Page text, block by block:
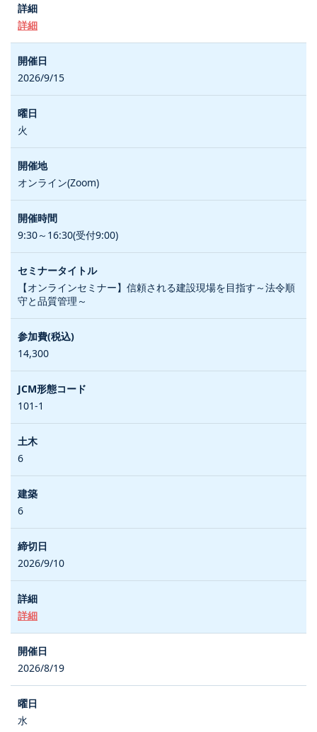
詳細
2026/9/15
火
オンライン(Zoom)
9:30～16:30(受付9:00)
【オンラインセミナー】信頼される建設現場を目指す～法令順
守と品質管理～
14,300
101-1
6
6
2026/9/10
詳細
2026/8/19
水